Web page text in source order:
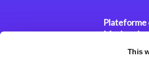
This
Plateforme
Magic xpi